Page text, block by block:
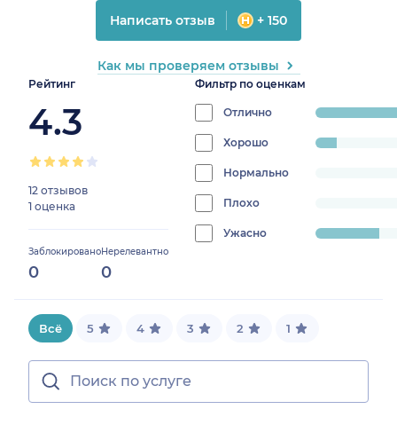
Рейтинг
4.3
12 отзывов
1 оценка
Заблокировано
0
Нерелевантно
0
Фильтр по оценкам
Отлично
progress:
69.23076923076923%
Хорошо
7.6923076923076925%
Нормально
0%
Плохо
progress:
Ужасно
23.076923076923077%
Написать отзыв + 150
Как мы проверяем отзывы
Всё 5 4 3 2 1